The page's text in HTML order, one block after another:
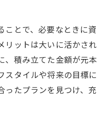
とで、必要なときに資
ットは大いに活かさ
積み立てた金額が元
タイルや将来の目標
たプランを見つけ、充